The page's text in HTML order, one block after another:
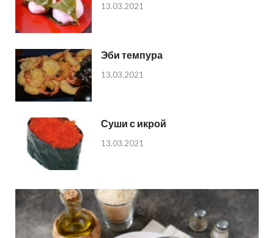
13.03.2021
Эби темпура
13.03.2021
Суши с икрой
13.03.2021